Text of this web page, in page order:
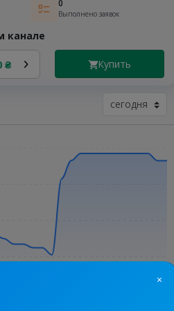
0
Выполнено заявок
канале
₴ Купить
×